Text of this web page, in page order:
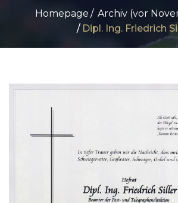
Homepage
Archiv (vor
Dipl. Ing. Friedrich